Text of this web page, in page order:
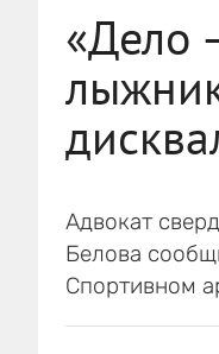
«Дело
Адвокат
Белова
Спортивном